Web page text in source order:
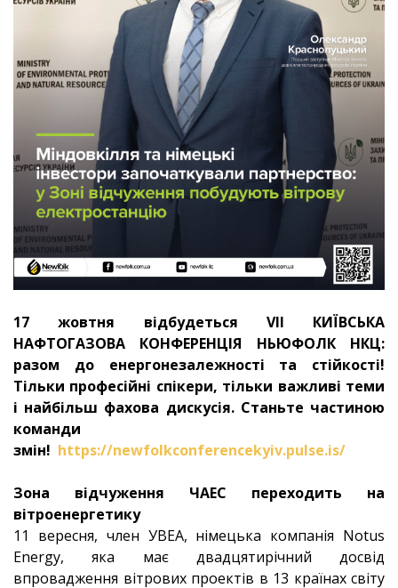
17 жовтня відбудеться VII КИЇВСЬКА
НАФТОГАЗОВА КОНФЕРЕНЦІЯ НЬЮФОЛК НКЦ:
разом до енергонезалежності та стійкості!
Тільки професійні спікери, тільки важливі теми
і найбільш фахова дискусія. Станьте частиною
команди
змін! https://newfolkconferencekyiv.pulse.is/
Зона відчуження ЧАЕС переходить на
вітроенергетику
11 вересня, член УВЕА, німецька компанія Notus
Energy, яка має двадцятирічний досвід
впровадження вітрових проектів в 13 країнах світу